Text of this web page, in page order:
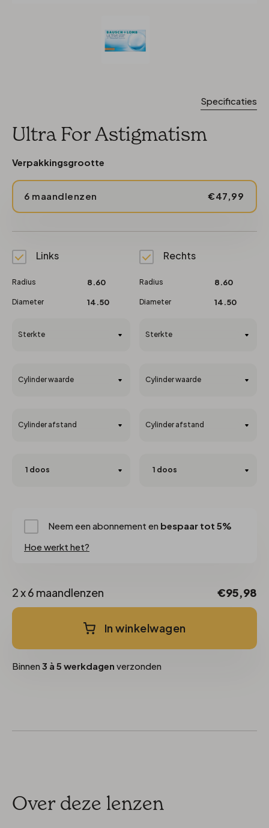
Specificaties
Ultra For Astigmatism
Verpakkingsgrootte
6 maandlenzen €47,99
Links
Radius 8.60
Diameter 14.50
Sterkte
Cylinder waarde
Cylinder afstand
Rechts
Radius 8.60
Diameter 14.50
Sterkte
Cylinder waarde
Cylinder afstand
Neem een abonnement en bespaar tot 5%
Hoe werkt het?
2 x 6 maandlenzen €95,98
In winkelwagen
Binnen 3 à 5 werkdagen verzonden
Over deze lenzen